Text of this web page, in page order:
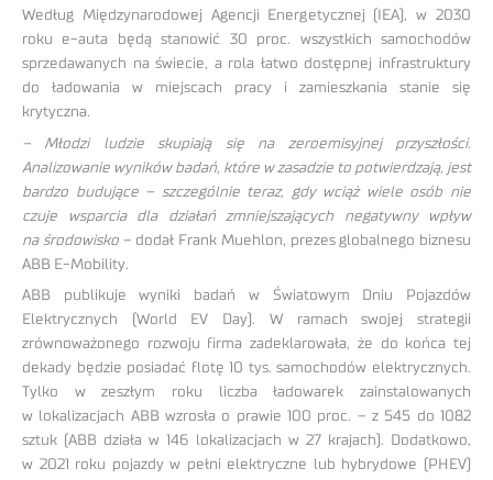
Według Międzynarodowej Agencji Energetycznej (IEA), w 2030
roku e-auta będą stanowić 30 proc. wszystkich samochodów
sprzedawanych na świecie, a rola łatwo dostępnej infrastruktury
do ładowania w miejscach pracy i zamieszkania stanie się
krytyczna.
– Młodzi ludzie skupiają się na zeroemisyjnej przyszłości.
Analizowanie wyników badań, które w zasadzie to potwierdzają, jest
bardzo budujące – szczególnie teraz, gdy wciąż wiele osób nie
czuje wsparcia dla działań zmniejszających negatywny wpływ
na środowisko– dodał Frank Muehlon, prezes globalnego biznesu
ABB E-Mobility.
ABB publikuje wyniki badań w Światowym Dniu Pojazdów
Elektrycznych (World EV Day). W ramach swojej strategii
zrównoważonego rozwoju firma zadeklarowała, że do końca tej
dekady będzie posiadać flotę 10 tys. samochodów elektrycznych.
Tylko w zeszłym roku liczba ładowarek zainstalowanych
w lokalizacjach ABB wzrosła o prawie 100 proc. – z 545 do 1082
sztuk (ABB działa w 146 lokalizacjach w 27 krajach). Dodatkowo,
w 2021 roku pojazdy w pełni elektryczne lub hybrydowe (PHEV)